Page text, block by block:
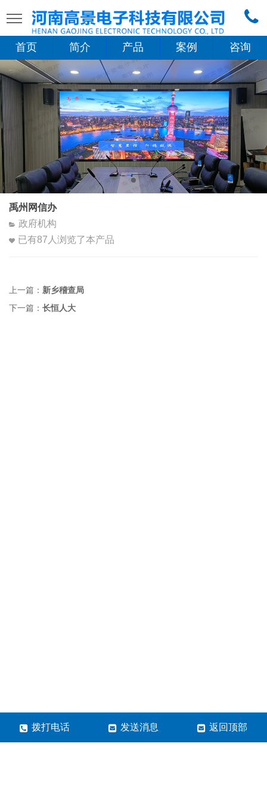
首页 简介 产品 案例 咨询
禹州网信办
政府机构
已有87 人浏览了本产品
上一篇： 新乡稽查局
下一篇： 长恒人大
拨打电话 发送消息 返回顶部